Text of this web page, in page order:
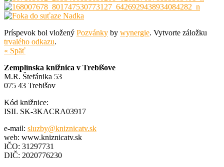
Príspevok bol vložený Pozvánky by wynergie. Vytvorte záložku
trvalého odkazu.
« Späť
Zemplínska knižnica v Trebišove
M.R. Štefánika 53
075 43 Trebišov
Kód knižnice:
ISIL SK-3KACRA03917
e-mail: sluzby@kniznicatv.sk
web: www.kniznicatv.sk
IČO: 31297731
DIČ: 2020776230